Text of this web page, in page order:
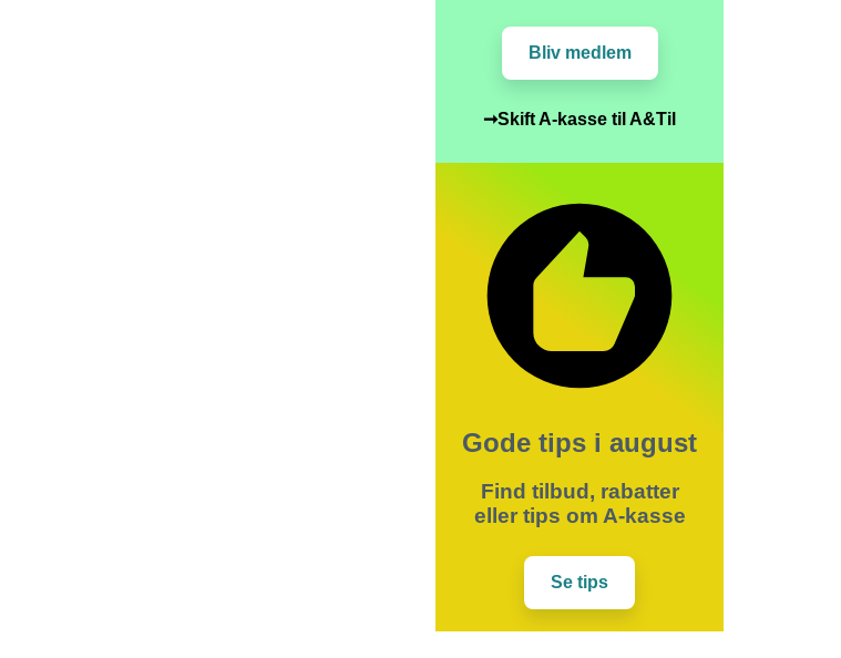
Bliv medlem
➞Skift A-kasse til A&Til
Gode tips i august
Find tilbud, rabatter
eller tips om A-kasse
Se tips